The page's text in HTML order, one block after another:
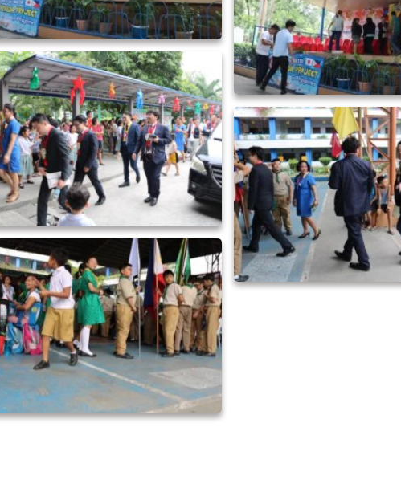
ピネダ_191124_0033
ピネダ
ピネダ_191124_0036